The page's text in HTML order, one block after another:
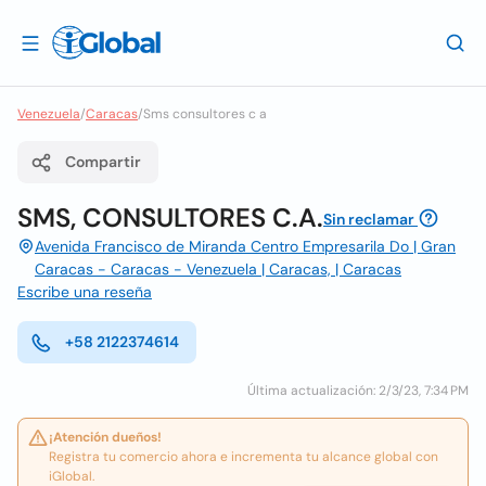
Venezuela/Caracas/Sms consultores c a
Compartir
SMS, CONSULTORES C.A.Sin reclamar
Avenida Francisco de Miranda Centro Empresarila Do | Gran
Caracas - Caracas - Venezuela | Caracas, | Caracas
Escribe una reseña
+58 2122374614
Última actualización: 2/3/23, 7:34 PM
¡Atención dueños!
Registra tu comercio ahora e incrementa tu alcance global con
iGlobal.